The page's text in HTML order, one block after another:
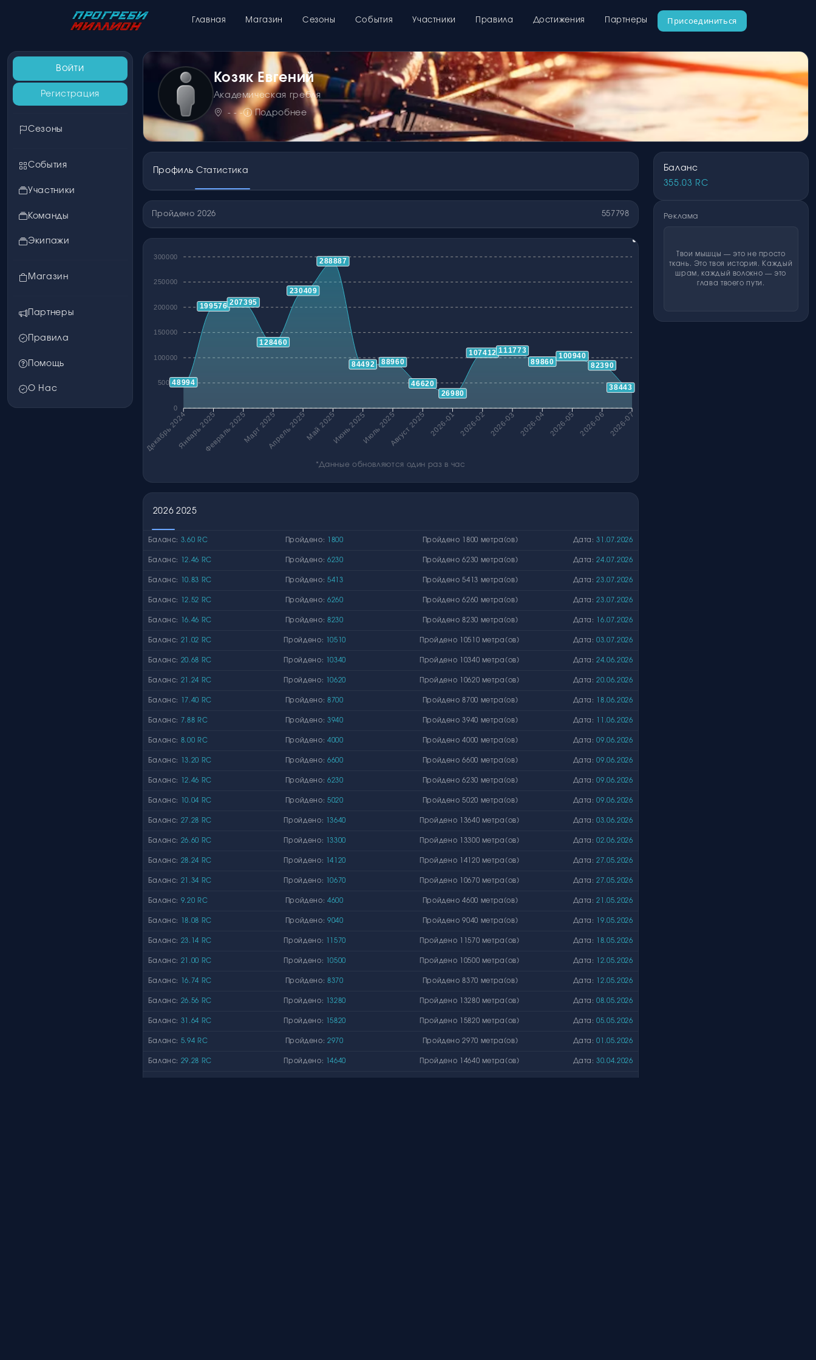
Главная Магазин Сезоны События Участники Правила Достижения Партнеры Присоединиться
Войти
Регистрация
Сезоны
События
Участники
Команды
Экипажи
Магазин
Партнеры
Правила
Помощь
О Нас
Козяк Евгений
Академическая гребля
- - - Подробнее
Профиль Статистика
Пройдено 2026 557798
300000
250000
200000
150000
100000
50000
0
48994
199576 207395
128460
230409
288887
84492 88960
46620
26980
107412 111773
89860
100940
82390
38443
Декабрь 2024Январь 2025Февраль 2025Март 2025Апрель 2025Май 2025Июнь 2025Июль 2025Август 2025 2026-01 2026-02 2026-03 2026-04 2026-05 2026-06 2026-07
*Данные обновляются один раз в час
2026 2025
Баланс: 3.60 RC Пройдено: 1800 Пройдено 1800 метра(ов) Дата: 31.07.2026
Баланс: 12.46 RC Пройдено: 6230 Пройдено 6230 метра(ов) Дата: 24.07.2026
Баланс: 10.83 RC Пройдено: 5413 Пройдено 5413 метра(ов) Дата: 23.07.2026
Баланс: 12.52 RC Пройдено: 6260 Пройдено 6260 метра(ов) Дата: 23.07.2026
Баланс: 16.46 RC Пройдено: 8230 Пройдено 8230 метра(ов) Дата: 16.07.2026
Баланс: 21.02 RC Пройдено: 10510 Пройдено 10510 метра(ов) Дата: 03.07.2026
Баланс: 20.68 RC Пройдено: 10340 Пройдено 10340 метра(ов) Дата: 24.06.2026
Баланс: 21.24 RC Пройдено: 10620 Пройдено 10620 метра(ов) Дата: 20.06.2026
Баланс: 17.40 RC Пройдено: 8700 Пройдено 8700 метра(ов) Дата: 18.06.2026
Баланс: 7.88 RC Пройдено: 3940 Пройдено 3940 метра(ов) Дата: 11.06.2026
Баланс: 8.00 RC Пройдено: 4000 Пройдено 4000 метра(ов) Дата: 09.06.2026
Баланс: 13.20 RC Пройдено: 6600 Пройдено 6600 метра(ов) Дата: 09.06.2026
Баланс: 12.46 RC Пройдено: 6230 Пройдено 6230 метра(ов) Дата: 09.06.2026
Баланс: 10.04 RC Пройдено: 5020 Пройдено 5020 метра(ов) Дата: 09.06.2026
Баланс: 27.28 RC Пройдено: 13640 Пройдено 13640 метра(ов) Дата: 03.06.2026
Баланс: 26.60 RC Пройдено: 13300 Пройдено 13300 метра(ов) Дата: 02.06.2026
Баланс: 28.24 RC Пройдено: 14120 Пройдено 14120 метра(ов) Дата: 27.05.2026
Баланс: 21.34 RC Пройдено: 10670 Пройдено 10670 метра(ов) Дата: 27.05.2026
Баланс: 9.20 RC Пройдено: 4600 Пройдено 4600 метра(ов) Дата: 21.05.2026
Баланс: 18.08 RC Пройдено: 9040 Пройдено 9040 метра(ов) Дата: 19.05.2026
Баланс: 23.14 RC Пройдено: 11570 Пройдено 11570 метра(ов) Дата: 18.05.2026
Баланс: 21.00 RC Пройдено: 10500 Пройдено 10500 метра(ов) Дата: 12.05.2026
Баланс: 16.74 RC Пройдено: 8370 Пройдено 8370 метра(ов) Дата: 12.05.2026
Баланс: 26.56 RC Пройдено: 13280 Пройдено 13280 метра(ов) Дата: 08.05.2026
Баланс: 31.64 RC Пройдено: 15820 Пройдено 15820 метра(ов) Дата: 05.05.2026
Баланс: 5.94 RC Пройдено: 2970 Пройдено 2970 метра(ов) Дата: 01.05.2026
Баланс: 29.28 RC Пройдено: 14640 Пройдено 14640 метра(ов) Дата: 30.04.2026
Баланс
355.03 RC
Реклама
Твои мышцы — это не просто
ткань. Это твоя история. Каждый
шрам, каждый волокно — это
глава твоего пути.